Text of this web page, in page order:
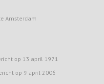
Amsterdam
op 13 april 1971
op 9 april 2006